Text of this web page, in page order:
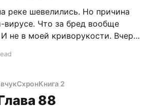
реке шевелились. Но причина
вирусе. Что за бред вообще
И не в моей криворукости. Вчера
птиц слетелись на
выковыривая лакомые кусочки
СхронКнига 2
88